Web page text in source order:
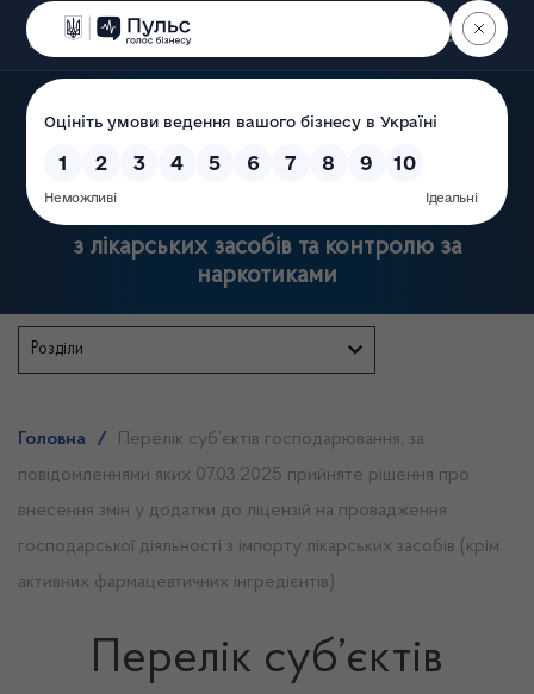
Пошук
Державна служба України
з лікарських засобів та контролю за
наркотиками
Розділи
Головна /
Перелік суб’єктів господарювання, за
повідомленнями яких 07.03.2025 прийняте рішення про
внесення змін у додатки до ліцензій на провадження
господарської діяльності з імпорту лікарських засобів (крім
активних фармацевтичних інгредієнтів)
Перелік суб’єктів